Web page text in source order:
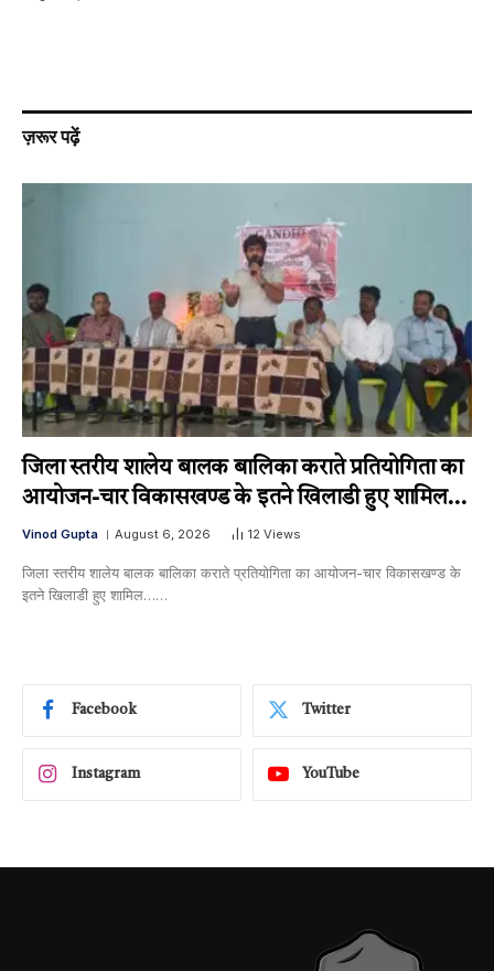
ज़रूर पढ़ें
जिला स्तरीय शालेय बालक बालिका कराते प्रतियोगिता का
आयोजन-चार विकासखण्ड के इतने खिलाडी हुए शामिल…
Vinod Gupta August 6, 2026 12 Views
जिला स्तरीय शालेय बालक बालिका कराते प्रतियोगिता का आयोजन-चार विकासखण्ड के
इतने खिलाडी हुए शामिल……
Facebook Twitter
Instagram YouTube